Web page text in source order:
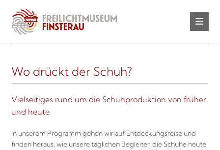
Wo drückt der Schuh?
Vielseitiges rund um die Schuhproduktion von früher
und heute
In unserem Programm gehen wir auf Entdeckungsreise und
finden heraus, wie unsere täglichen Begleiter, die Schuhe heute